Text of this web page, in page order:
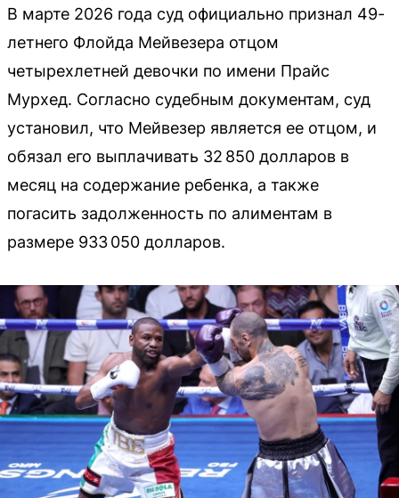
В марте 2026 года суд официально признал 49-
летнего Флойда Мейвезера отцом
четырехлетней девочки по имени Прайс
Мурхед. Согласно судебным документам, суд
установил, что Мейвезер является ее отцом, и
обязал его выплачивать 32 850 долларов в
месяц на содержание ребенка, а также
погасить задолженность по алиментам в
размере 933 050 долларов.